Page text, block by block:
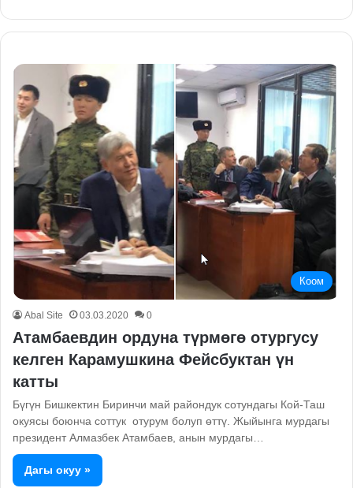
Коом
Abal Site 03.03.2020 0
Атамбаевдин ордуна түрмөгө отургусу
келген Карамушкина Фейсбуктан үн
катты
Бүгүн Бишкектин Биринчи май райондук сотундагы Кой-Таш
окуясы боюнча соттук отурум болуп өттү. Жыйынга мурдагы
президент Алмазбек Атамбаев, анын мурдагы…
Дагы окуу »